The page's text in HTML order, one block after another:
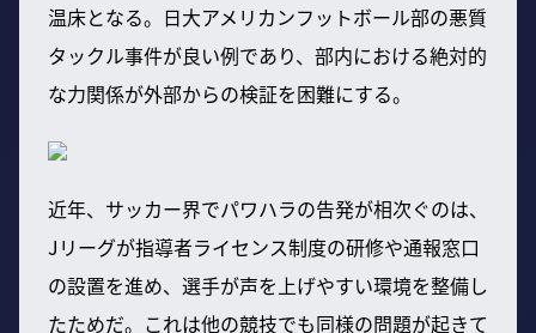
温床となる。日大アメリカンフットボール部の悪質
タックル事件が良い例であり、部内における絶対的
な力関係が外部からの検証を困難にする。
近年、サッカー界でパワハラの告発が相次ぐのは、
Jリーグが指導者ライセンス制度の研修や通報窓口
の設置を進め、選手が声を上げやすい環境を整備し
たためだ。これは他の競技でも同様の問題が起きて